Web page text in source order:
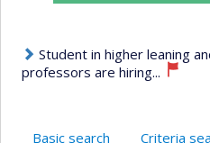
Student in higher leaning
professors are hiring...
Basic search Criteria